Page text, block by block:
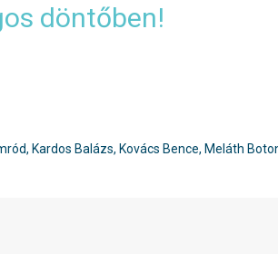
döntőben!
Kardos Balázs, Kovács Bence, Meláth